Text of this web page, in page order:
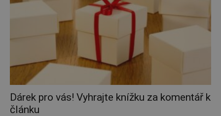
Dárek pro vás! Vyhrajte knížku za komentář k
článku